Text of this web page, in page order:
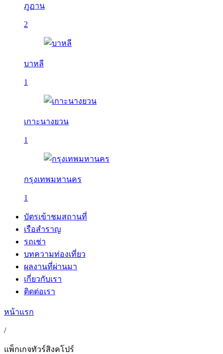
ภูฏาน
2
บาหลี
1
เกาะนางยวน
1
กรุงเทพมหานคร
1
บัตรเข้าชมสถานที่
เรือสำราญ
รถเช่า
บทความท่องเที่ยว
ผลงานที่ผ่านมา
เกี่ยวกับเรา
ติดต่อเรา
หน้าแรก
/
แพ็กเกจทัวร์สิงคโปร์